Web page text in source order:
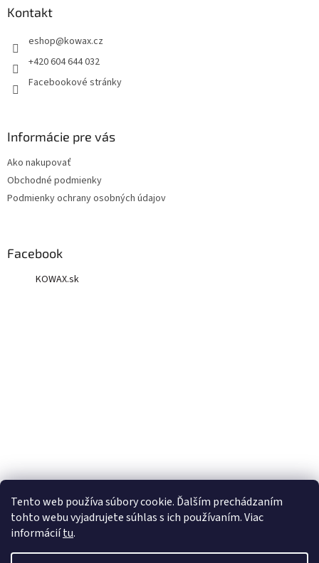
Tento web používa súbory cookie. Ďalším prechádzaním
tohto webu vyjadrujete súhlas s ich používaním. Viac
informáciítu.
Kontakt
eshop@kowax.cz
+420 604 644 032
Facebookové stránky
Informácie pre vás
Ako nakupovať
Obchodné podmienky
Podmienky ochrany osobných údajov
Facebook
KOWAX.sk